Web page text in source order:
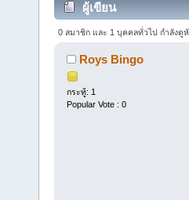
ผู้เขียน
0 สมาชิก และ 1 บุคคลทั่วไป กำลังดู
Roys Bingo
กระทู้: 1
Popular Vote : 0